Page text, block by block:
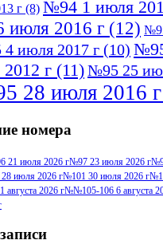
г (8) №94 1 июля
2016 г (12)
июля 2017 г (10)
2012 г (11)№95 25
28 июля 2016 г
г(11)№96 9
28 июля 2015 г(9)
г(10)№96+97 30
г
номера
21 июля 2026 г№97 23 июля 2026 г
июля 2026 г№101 30 июля 2026 г
2026 г№№105-106 6 августа